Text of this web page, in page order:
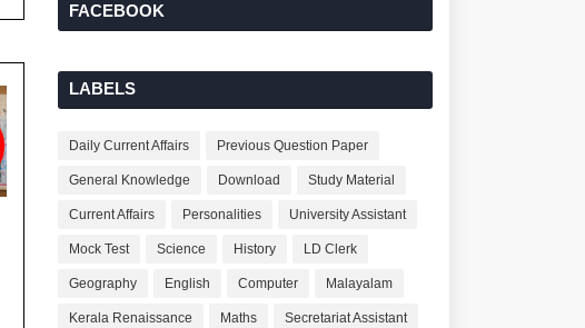
FACEBOOK
LABELS
Daily Current Affairs Previous Question Paper
General Knowledge Download Study Material
Current Affairs Personalities University Assistant
Mock Test Science History LD Clerk
Geography English Computer Malayalam
Kerala Renaissance Maths Secretariat Assistant